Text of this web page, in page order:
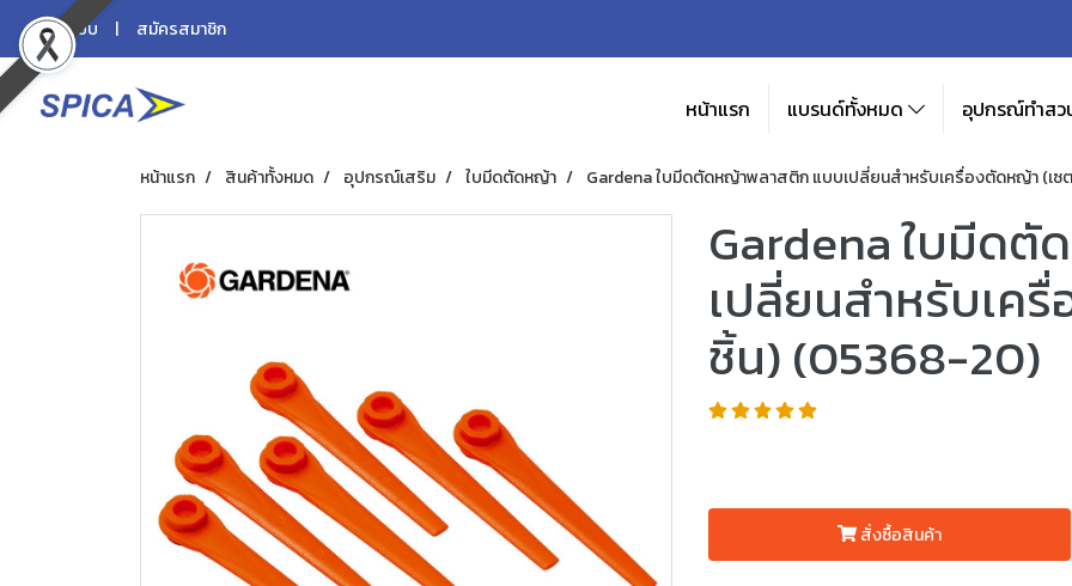
เข้าสู่ระบบ สมัครสมาชิก
หน้าแรก แบรนด์ทั้งหมด อุปกรณ์ทำสว
หน้าแรก สินค้าทั้งหมด อุปกรณ์เสริม ใบมีดตัดหญ้า Gardena ใบมีดตัดหญ้าพลาสติก แบบเปลี่ยนสำหรับเครื่องตัดหญ้า (เ
Gardena ใบมีด
เปลี่ยนสำหรับเค
ชิ้น) (05368-20)
สั่งซื้อสินค้า